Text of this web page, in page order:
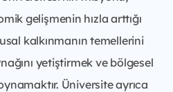
gelişmenin hızla arttığı
kalkınmanın temellerini
yetiştirmek ve bölgesel
Üniversite ayrıca